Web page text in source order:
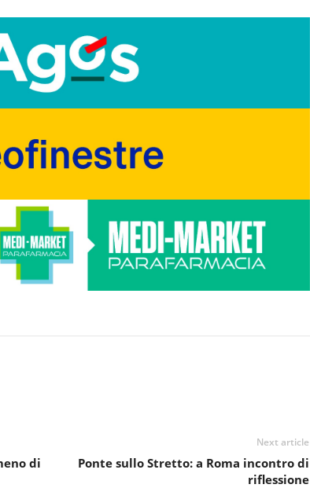
di
Next article
Ponte sullo Stretto: a Roma incontro di
riflessione